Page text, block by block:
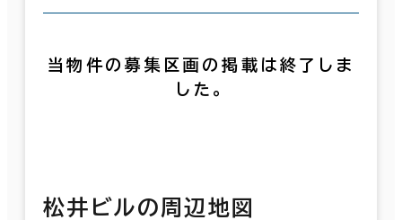
当物件の募集区画の掲載は終了しま
した。
松井ビルの周辺地図